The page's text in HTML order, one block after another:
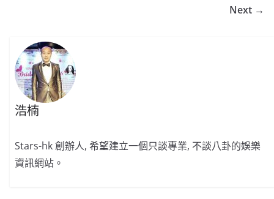
Next →
浩楠
Stars-hk 創辦人, 希望建立一個只談專業, 不談八卦的娛樂
資訊網站。